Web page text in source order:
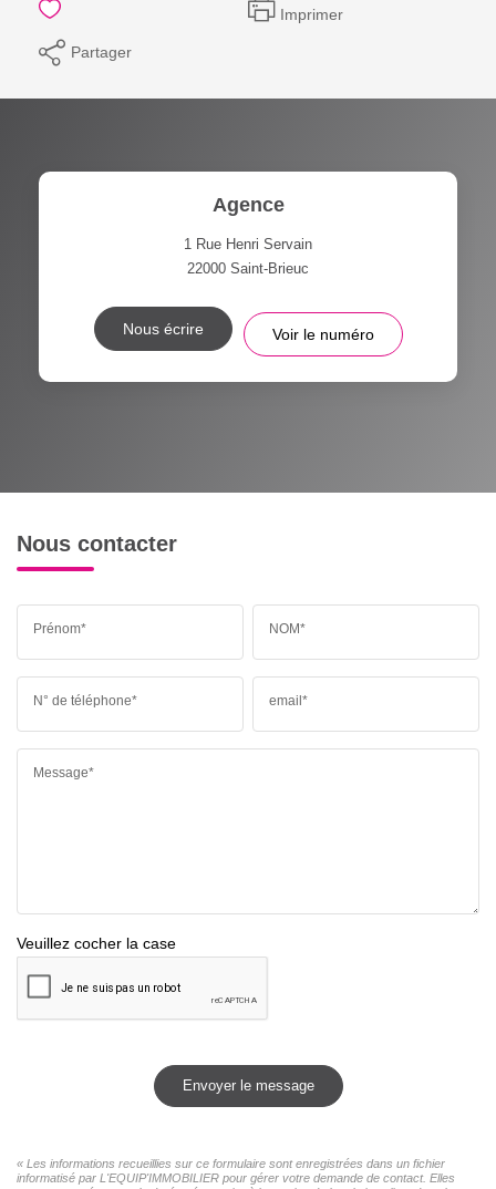
Imprimer
Partager
Agence
1 Rue Henri Servain
22000 Saint-Brieuc
Nous écrire Voir le numéro
Nous contacter
Prénom* NOM*
N° de téléphone* email*
Message*
Veuillez cocher la case
Envoyer le message
« Les informations recueillies sur ce formulaire sont enregistrées dans un fichier
informatisé par L'EQUIP'IMMOBILIER pour gérer votre demande de contact. Elles